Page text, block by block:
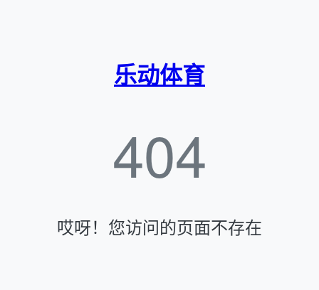
乐动体育
404
哎呀！您访问的页面不存在